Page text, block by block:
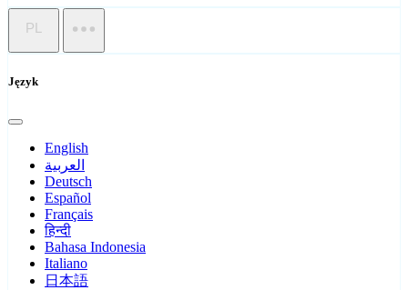
PL
Język
English
العربية
Deutsch
Español
Français
हिन्दी
Bahasa Indonesia
Italiano
日本語